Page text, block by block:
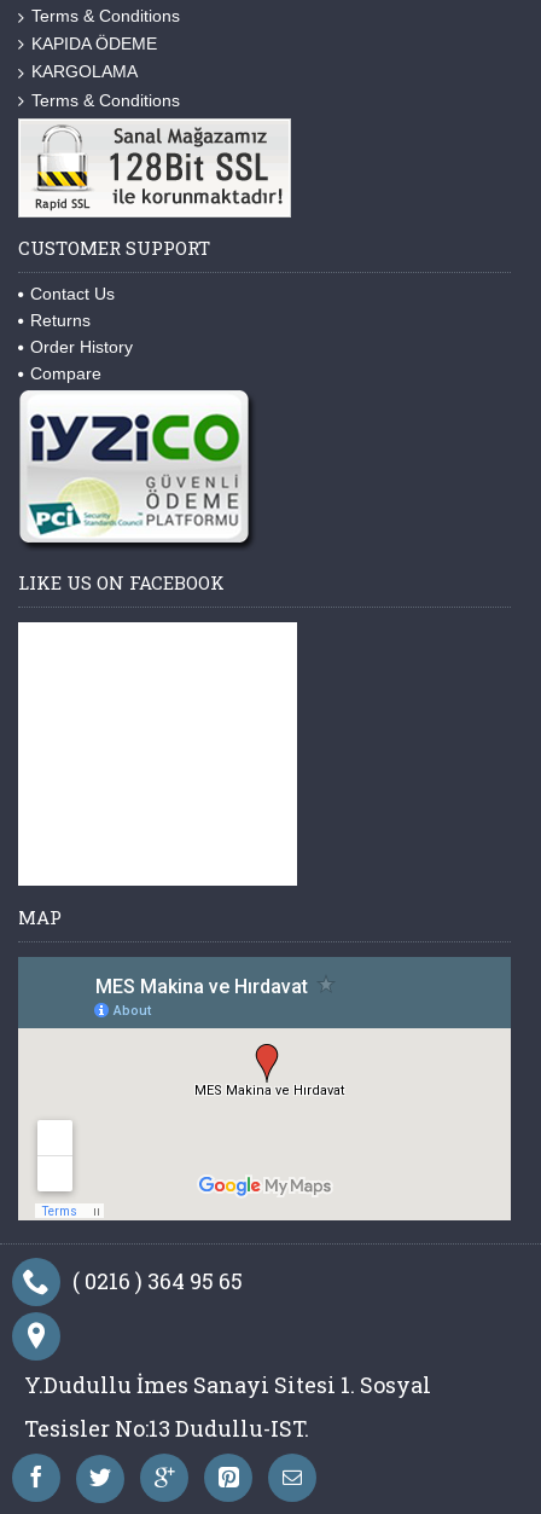
Terms & Conditions
KAPIDA ÖDEME
KARGOLAMA
Terms & Conditions
CUSTOMER SUPPORT
Contact Us
Returns
Order History
Compare
LIKE US ON FACEBOOK
MAP
( 0216 ) 364 95 65
Y.Dudullu İmes Sanayi Sitesi 1. Sosyal
Tesisler No:13 Dudullu-IST.